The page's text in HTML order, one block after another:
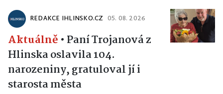
REDAKCE IHLINSKO.CZ 05. 08. 2026
Aktuálně • Paní Trojanová z
Hlinska oslavila 104.
narozeniny, gratuloval jí i
starosta města